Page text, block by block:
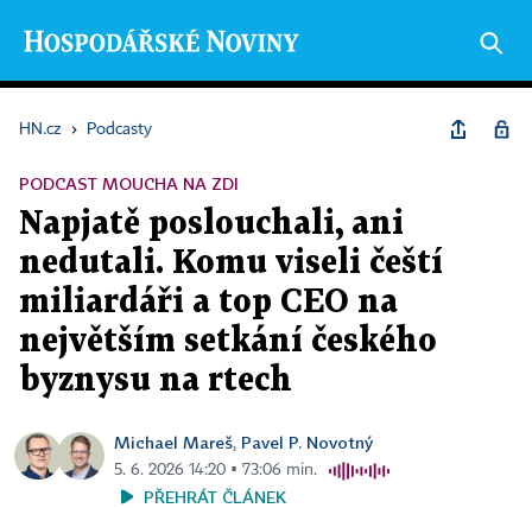
HN.cz › Podcasty
PODCAST MOUCHA NA ZDI
Napjatě poslouchali, ani
nedutali. Komu viseli čeští
miliardáři a top CEO na
největším setkání českého
byznysu na rtech
Michael Mareš, Pavel P. Novotný
5. 6. 2026 14:20 ▪ 73:06 min.
PŘEHRÁT ČLÁNEK